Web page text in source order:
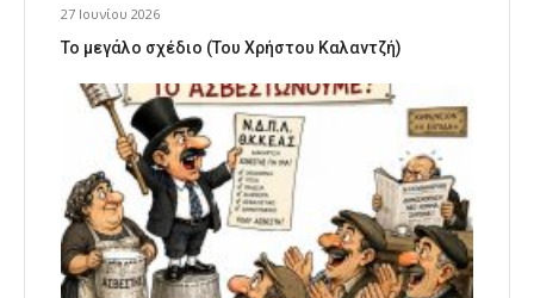
27 Ιουνίου 2026
Το μεγάλο σχέδιο (Του Χρήστου Καλαντζή)